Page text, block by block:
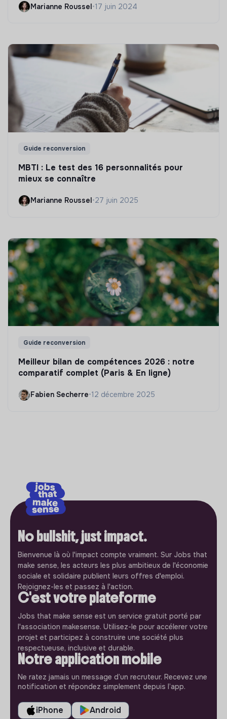
Marianne Roussel•17 juin 2024
Guide reconversion
MBTI : Le test des 16 personnalités pour
mieux se connaître
Marianne Roussel •27 juin 2025
Guide reconversion
Meilleur bilan de compétences 2026 : notre
comparatif complet (Paris & En ligne)
Fabien Secherre•12 décembre 2025
No bullshit, just impact.
Bienvenue là où l'impact compte vraiment. Sur Jobs that
make sense, les acteurs les plus ambitieux de l'économie
sociale et solidaire publient leurs offres d'emploi.
Rejoignez-les et passez à l'action.
C'est votre plateforme
Jobs that make sense est un service gratuit porté par
l'association makesense. Utilisez-le pour accélerer votre
projet et participez à construire une société plus
respectueuse, inclusive et durable.
Notre application mobile
Ne ratez jamais un message d’un recruteur. Recevez une
notification et répondez simplement depuis l’app.
iPhone Android